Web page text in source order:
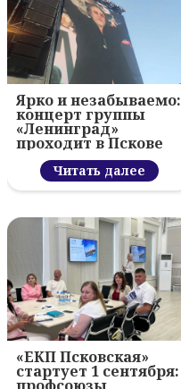
Ярко и незабываемо:
концерт группы
«Ленинград»
проходит в Пскове
Читать далее
«ЕКП Псковская»
стартует 1 сентября: